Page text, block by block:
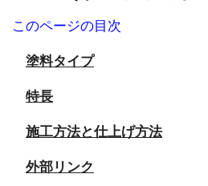
このページの目次
塗料タイプ
特長
施工方法と仕上げ方法
外部リンク